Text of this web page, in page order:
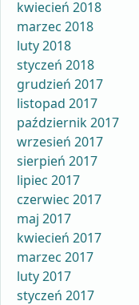
kwiecień 2018
marzec 2018
luty 2018
styczeń 2018
grudzień 2017
listopad 2017
październik 2017
wrzesień 2017
sierpień 2017
lipiec 2017
czerwiec 2017
maj 2017
kwiecień 2017
marzec 2017
luty 2017
styczeń 2017